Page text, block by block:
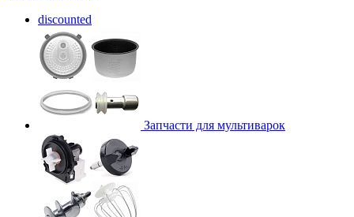
discounted
Запчасти для мультиварок